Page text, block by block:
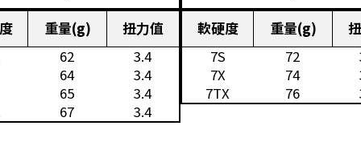
重量(g)
扭力值
62
3.4
64
3.4
65
3.4
67 3.4
軟硬度 重量(g)
7S
72
7X
74
7TX
76